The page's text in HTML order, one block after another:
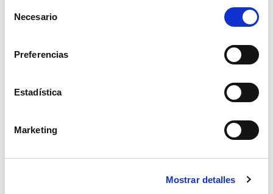
Necesario
Preferencias
Estadística
Marketing
Mostrar detalles
ver